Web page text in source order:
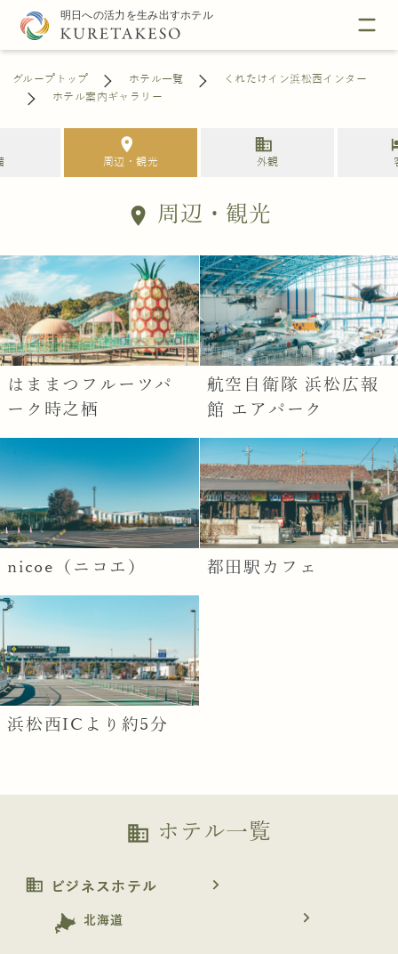
グループトップ ホテル一覧
くれたけイン浜松西インター
ホテル案内ギャラリー
location_on
周辺・観光
business
外観
location_on 周辺・観光
はままつフルーツパ
ーク時之栖
航空自衛隊 浜松広報
館 エアパーク
nicoe（ニコエ） 都田駅カフェ
浜松西ICより約5分
business ホテル一覧
business ビジネスホテル navigate_next
北海道 navigate_next